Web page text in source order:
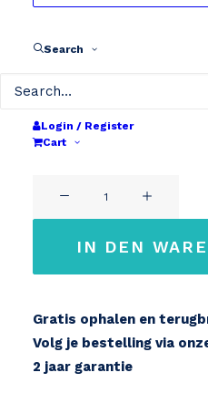
Search
Login / Register
Cart
Zurücksetzen
IN DEN
Gratis ophalen en
Volg je bestelling via
2 jaar garantie